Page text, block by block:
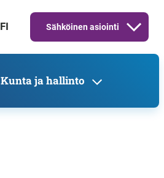
FI Sähköinen asiointi
Kunta ja hallinto